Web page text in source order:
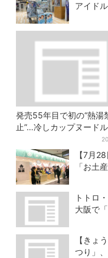
アイド
発売55年目で初の“熱湯
止”…冷しカップヌード
式に聞いたおいしい作
実践してみた
【7月
「お土
トトロ
大阪で
【きょ
つり」